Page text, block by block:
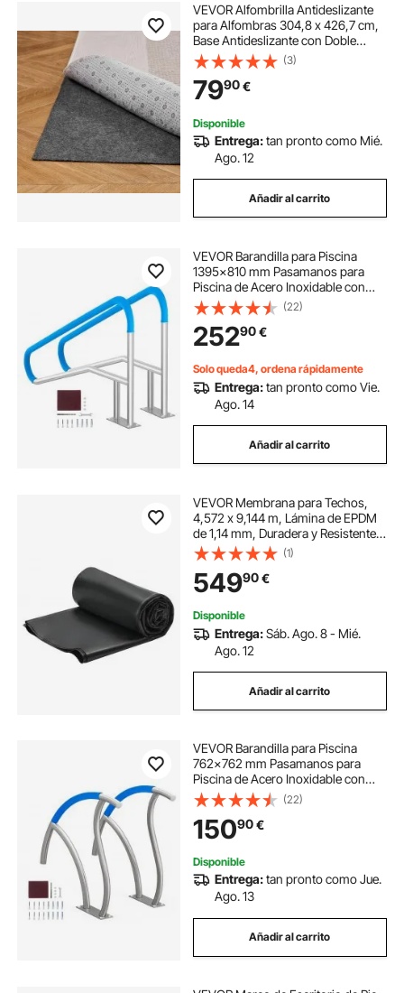
VEVOR Alfombrilla Antideslizante
para Alfombras 304,8 x 426,7 cm,
Base Antideslizante con Doble
Superficie de Fieltro y Agarre de
Goma, Protege Suelos y Mantiene
Alfombras en Su Lugar, Gris Claro
(3)
7990€
Disponible
Entrega:tan pronto como Mié.
Ago. 12
Añadir al carrito
VEVOR Barandilla para Piscina
1395x810 mm Pasamanos para
Piscina de Acero Inoxidable con
Placa Base 2 Piezas Barra de
Seguridad Antioxidante para
Piscinas, Interiores, Exteriores,
Terrazas, Spas
(22)
25290€
Solo queda4, ordena rápidamente
Entrega:tan pronto como Vie.
Ago. 14
Añadir al carrito
VEVOR Membrana para Techos,
4,572 x 9,144 m, Lámina de EPDM
de 1,14 mm, Duradera y Resistente a
la Intemperie, Impermeabilización
de Techos, Base para
Autocaravanas, Cocheras y
Estanques, Negro
(1)
54990€
Disponible
Entrega:Sáb. Ago. 8 - Mié.
Ago. 12
Añadir al carrito
VEVOR Barandilla para Piscina
762x762 mm Pasamanos para
Piscina de Acero Inoxidable con
Placa Base 2 Piezas Barra de
Seguridad Antioxidante para
Piscinas, Interiores, Exteriores,
Terrazas, Spas
(22)
15090€
Disponible
Entrega:tan pronto como Jue.
Ago. 13
Añadir al carrito